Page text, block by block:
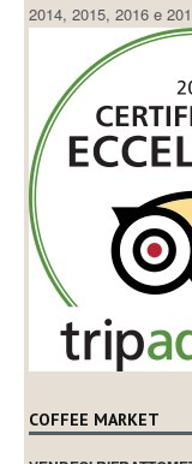
2014, 2015, 2016 e
COFFEE MARKET